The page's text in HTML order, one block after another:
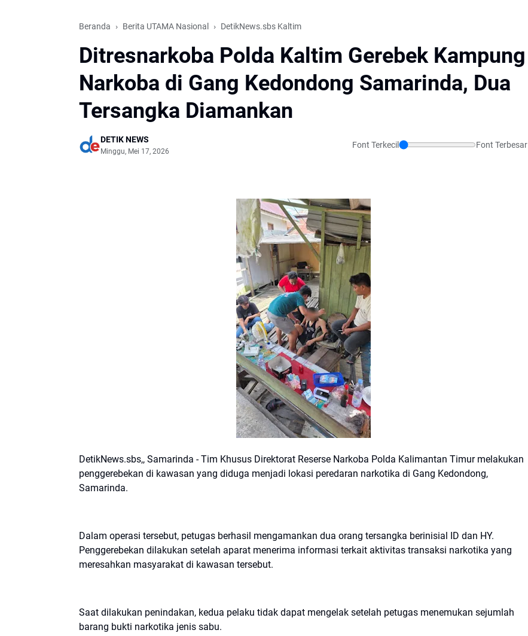
Beranda Berita UTAMA Nasional DetikNews.sbs Kaltim
Ditresnarkoba Polda Kaltim Gerebek Kampung
Narkoba di Gang Kedondong Samarinda, Dua
Tersangka Diamankan
DETIK NEWS
Minggu, Mei 17, 2026
Font Terkecil Font Terbesar
DetikNews.sbs,, Samarinda - Tim Khusus Direktorat Reserse Narkoba Polda Kalimantan Timur melakukan
penggerebekan di kawasan yang diduga menjadi lokasi peredaran narkotika di Gang Kedondong,
Samarinda.
Dalam operasi tersebut, petugas berhasil mengamankan dua orang tersangka berinisial ID dan HY.
Penggerebekan dilakukan setelah aparat menerima informasi terkait aktivitas transaksi narkotika yang
meresahkan masyarakat di kawasan tersebut.
Saat dilakukan penindakan, kedua pelaku tidak dapat mengelak setelah petugas menemukan sejumlah
barang bukti narkotika jenis sabu.